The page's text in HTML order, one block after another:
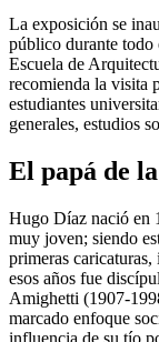
La exposición se
público durante todo
Escuela de
recomienda la visita
estudiantes
generales, estudios
El papá de
Hugo Díaz nació en
muy joven; siendo
primeras
esos años fue
Amighetti (1907-
marcado enfoque
influencia de su tío